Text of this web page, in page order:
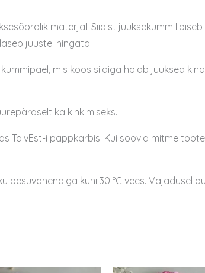
materjal. Siidist juuksekumm
juustel hingata.
mis koos siidiga hoiab juuksed
ka kinkimiseks.
TalvEst-i pappkarbis. Kui soovid mitme
pesuvahendiga kuni 30 °C vees. Vajadusel